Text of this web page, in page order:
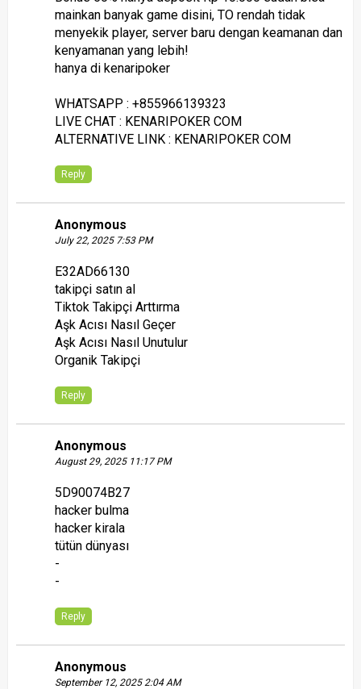
mainkan banyak game disini, TO rendah tidak
menyekik player, server baru dengan keamanan dan
kenyamanan yang lebih!
hanya di kenaripoker
WHATSAPP : +855966139323
LIVE CHAT : KENARIPOKER COM
ALTERNATIVE LINK : KENARIPOKER COM
Reply
Anonymous
July 22, 2025 7:53 PM
E32AD66130
takipçi satın al
Tiktok Takipçi Arttırma
Aşk Acısı Nasıl Geçer
Aşk Acısı Nasıl Unutulur
Organik Takipçi
Reply
Anonymous
August 29, 2025 11:17 PM
5D90074B27
hacker bulma
hacker kirala
tütün dünyası
-
-
Reply
Anonymous
September 12, 2025 2:04 AM